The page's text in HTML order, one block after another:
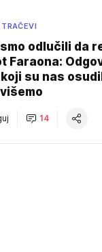
odlučili da
Faraona:
su nas
14